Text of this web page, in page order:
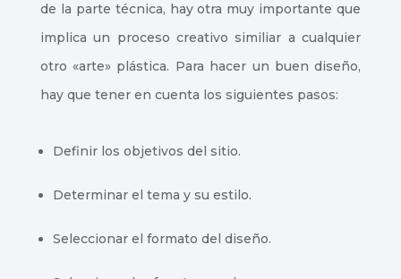
de la parte técnica, hay otra muy importante que
implica un proceso creativo similiar a cualquier
otro «arte» plástica. Para hacer un buen diseño,
hay que tener en cuenta los siguientes pasos:
Definir los objetivos del sitio.
Determinar el tema y su estilo.
Seleccionar el formato del diseño.